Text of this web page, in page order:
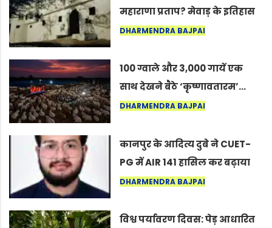
महाराणा प्रताप? मेवाड़ के इतिहास
का वह अनकहा अध्याय जो आज भी
DHARMENDRA BAJPAI
100 ग्वाले और 3,000 गायें एक
साथ देखने बैठे ‘कृष्णावतारम’…
नागपुर में दिखा ऐसा नज़ारा कि
कर सकते हैं”
DHARMENDRA BAJPAI
कानपुर के आदित्य दुबे ने CUET-
PG में AIR 141 हासिल कर बढ़ाया
शहर का मान
DHARMENDRA BAJPAI
विश्व पर्यावरण दिवस: पेड़ आधारित